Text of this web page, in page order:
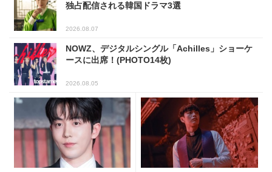
独占配信される韓国ドラマ3選
2026.08.07
NOWZ、デジタルシングル「Achilles」ショーケ
ースに出席！(PHOTO14枚)
2026.08.05